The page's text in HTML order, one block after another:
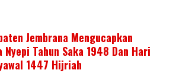
Jembrana Mengucapkan
Tahun Saka 1948 Dan Hari
1447 Hijriah